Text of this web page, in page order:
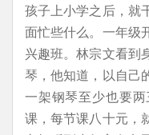
孩子上小学之后，就
面忙些什么。一年级
兴趣班。林宗文看到
琴，他知道，以自己
一架钢琴至少也要
课，每节课八十元，